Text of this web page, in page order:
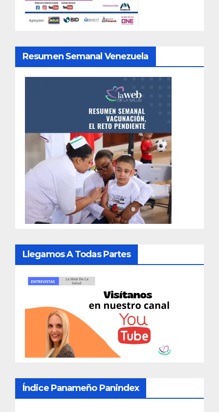
Resumen Semanal Venezuela
Llegamos A Todas Partes
Índice Panameño Panindex